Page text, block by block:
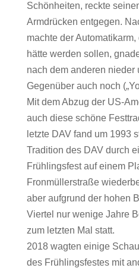
Schönheiten, reckte
Armdrücken entgegen.
machte der
hätte werden sollen,
nach dem anderen nieder
Gegenüber auch noch
Mit dem Abzug der US-
auch diese schöne
letzte DAV fand um 1993
Tradition des DAV durch
Frühlingsfest auf einem
Fronmüllerstraße
aber aufgrund der hohen
Viertel nur wenige Jahre
zum letzten Mal statt.
2018 wagten einige
des Frühlingsfestes mit